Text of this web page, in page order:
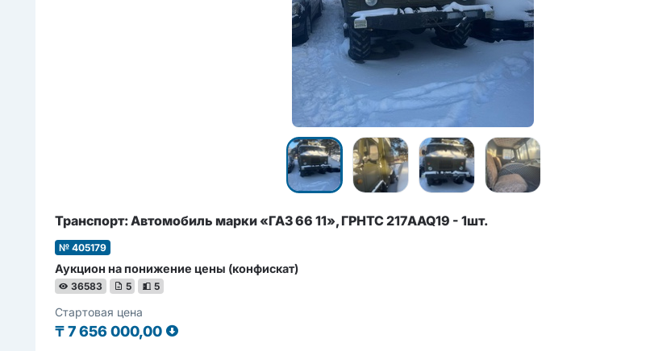
Транcпорт: Автомобиль марки «ГАЗ 66 11», ГРНТС 217AAQ19 - 1шт.
№ 405179
Аукцион на понижение цены (конфискат)
36583 5 5
Стартовая цена
₸7 656 000,00